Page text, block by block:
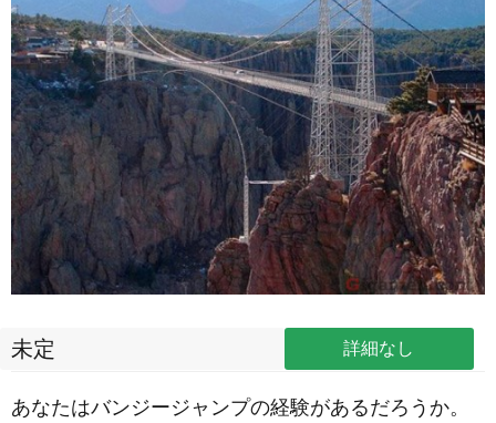
未定 詳細なし
あなたはバンジージャンプの経験があるだろうか。